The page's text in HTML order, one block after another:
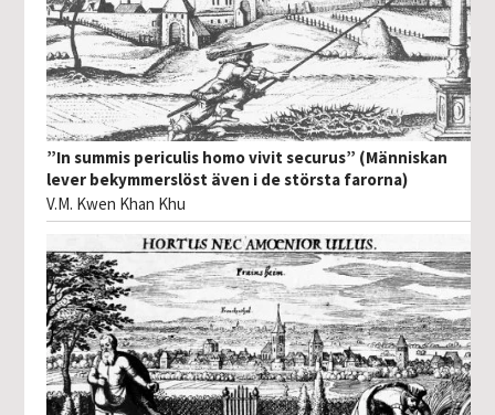
”In summis periculis homo vivit securus” (Människan
lever bekymmerslöst även i de största farorna)
V.M. Kwen Khan Khu